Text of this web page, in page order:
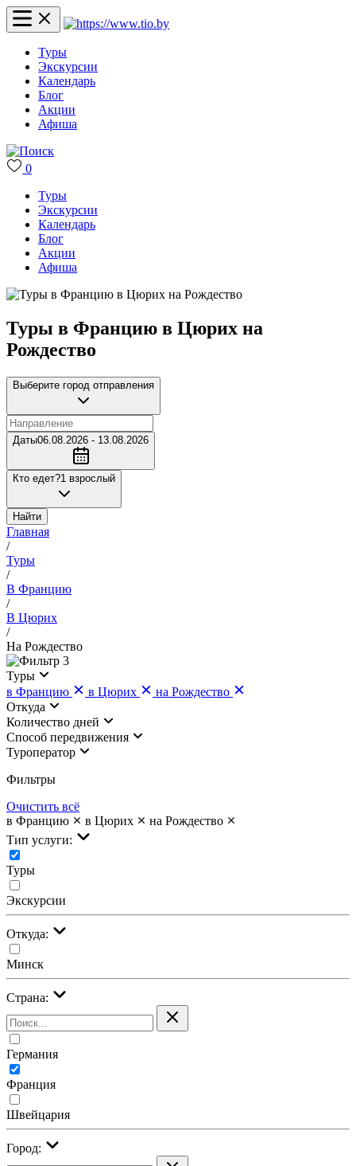
Туры
Экскурсии
Календарь
Блог
Акции
Афиша
0
Туры
Экскурсии
Календарь
Блог
Акции
Афиша
Туры в Францию в Цюрих на
Рождество
Выберите город отправления
Даты06.08.2026 - 13.08.2026
Кто едет?1 взрослый
Найти
Главная
/
Туры
/
В Францию
/
В Цюрих
/
На Рождество
3
Туры
в Францию
в Цюрих
на Рождество
Откуда
Количество дней
Cпособ передвижения
Туроператор
Фильтры
Очистить всё
в Францию
в Цюрих
на Рождество
Тип услуги:
Туры
Экскурсии
Откуда:
Минск
Страна:
Германия
Франция
Швейцария
Город: